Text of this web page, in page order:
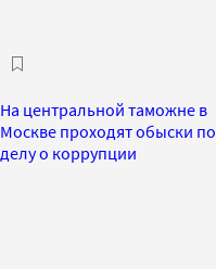
На центральной таможне в
Москве проходят обыски по
делу о коррупции